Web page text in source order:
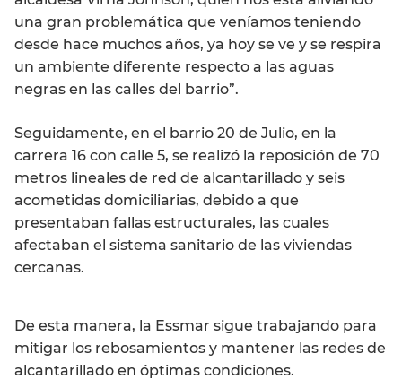
una gran problemática que veníamos teniendo
desde hace muchos años, ya hoy se ve y se respira
un ambiente diferente respecto a las aguas
negras en las calles del barrio”.
Seguidamente, en el barrio 20 de Julio, en la
carrera 16 con calle 5, se realizó la reposición de 70
metros lineales de red de alcantarillado y seis
acometidas domiciliarias, debido a que
presentaban fallas estructurales, las cuales
afectaban el sistema sanitario de las viviendas
cercanas.
De esta manera, la Essmar sigue trabajando para
mitigar los rebosamientos y mantener las redes de
alcantarillado en óptimas condiciones.